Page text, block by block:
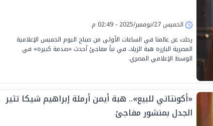
الخميس 27/نوفمبر/2025 - 02:49 م
رحلت عن عالمنا في الساعات الأولى من صباح اليوم الخميس الإعلامية
المصرية البارزة هبة الزياد، في نبأ مفاجئ أحدث «صدمة كبيرة» في
الوسط الإعلامي المصري.
«أكونتاتي للبيع».. هبة أيمن أرملة إبراهيم شيكا تثير
الجدل بمنشور مفاجئ